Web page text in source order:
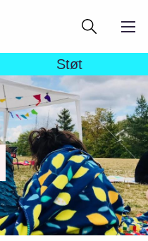
Søg
Støt